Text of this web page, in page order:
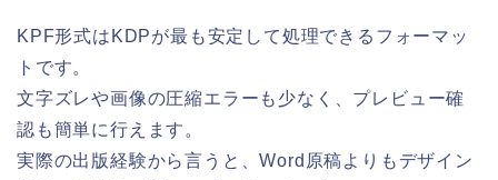
KPF形式はKDPが最も安定して処理できるフォーマッ
トです。
文字ズレや画像の圧縮エラーも少なく、プレビュー確
認も簡単に行えます。
実際の出版経験から言うと、Word原稿よりもデザイン